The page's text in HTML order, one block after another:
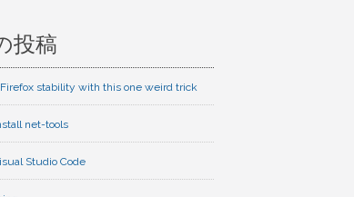
投稿
stability with this one weird trick
net-tools
Studio Code